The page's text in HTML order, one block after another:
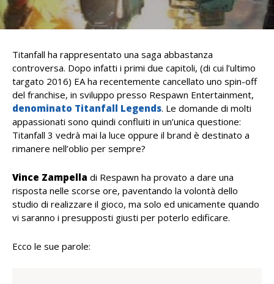
Titanfall ha rappresentato una saga abbastanza
controversa. Dopo infatti i primi due capitoli, (di cui l’ultimo
targato 2016) EA ha recentemente cancellato uno spin-off
del franchise, in sviluppo presso Respawn Entertainment,
denominato Titanfall Legends. Le domande di molti
appassionati sono quindi confluiti in un’unica questione:
Titanfall 3 vedrà mai la luce oppure il brand è destinato a
rimanere nell’oblio per sempre?
Vince Zampella di Respawn ha provato a dare una
risposta nelle scorse ore, paventando la volontà dello
studio di realizzare il gioco, ma solo ed unicamente quando
vi saranno i presupposti giusti per poterlo edificare.
Ecco le sue parole: